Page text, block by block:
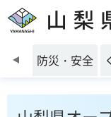
山梨県
前のスライドを
防災・安全